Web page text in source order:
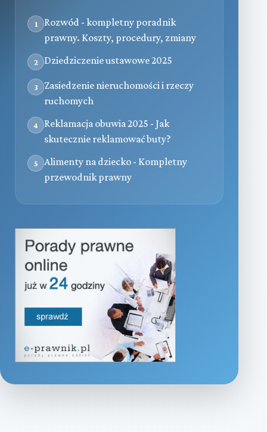
1
Rozwód - kompletny poradnik
prawny. Koszty, procedury, zmiany
2 Dziedziczenie ustawowe 2025
3
Zasiedzenie nieruchomości i rzeczy
ruchomych
4
Reklamacja obuwia 2025 - Jak
skutecznie reklamować buty?
5
Alimenty na dziecko - Kompletny
przewodnik prawny